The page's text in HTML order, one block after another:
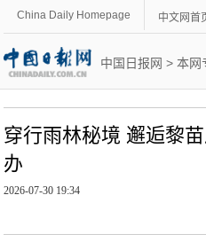
China Daily Homepage 中文网首
中国日报网 > 本网
穿行雨林秘境 邂逅黎
办
2026-07-30 19:34